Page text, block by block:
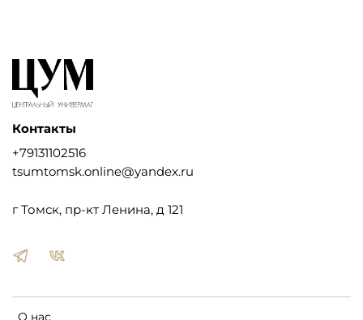
О нас
Контакты
+79131102516
tsumtomsk.online@yandex.ru
г Томск, пр-кт Ленина, д 121